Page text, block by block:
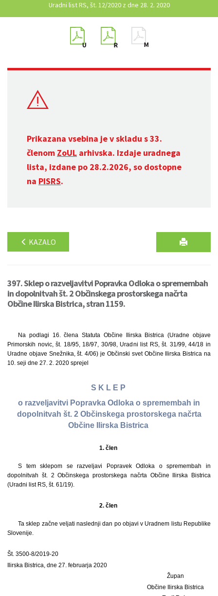
Uradni list RS, št. 12/2020 z dne 28. 2. 2020
Prikazana vsebina je v skladu s 33.
členom ZoUL arhivska. Izdaje uradnega
lista, izdane po 28.2.2026, so dostopne
na PISRS.
KAZALO
397. Sklep o razveljavitvi Popravka Odloka o spremembah
in dopolnitvah št. 2 Občinskega prostorskega načrta
Občine Ilirska Bistrica, stran 1159.
Na podlagi 16. člena Statuta Občine Ilirska Bistrica (Uradne objave
Primorskih novic, št. 18/95, 18/97, 30/98, Uradni list RS, št. 31/99, 44/18 in
Uradne objave Snežnika, št. 4/06) je Občinski svet Občine Ilirska Bistrica na
10. seji dne 27. 2. 2020 sprejel
S K L E P
o razveljavitvi Popravka Odloka o spremembah in
dopolnitvah št. 2 Občinskega prostorskega načrta
Občine Ilirska Bistrica
1. člen
S tem sklepom se razveljavi Popravek Odloka o spremembah in
dopolnitvah št. 2 Občinskega prostorskega načrta Občine Ilirska Bistrica
(Uradni list RS, št. 61/19).
2. člen
Ta sklep začne veljati naslednji dan po objavi v Uradnem listu Republike
Slovenije.
Št. 3500-8/2019-20
Ilirska Bistrica, dne 27. februarja 2020
Župan
Občine Ilirska Bistrica